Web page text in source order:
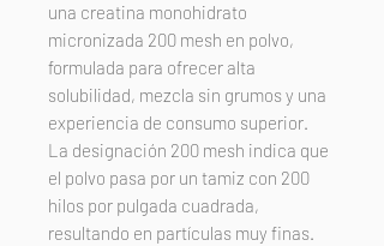
una creatina monohidrato
micronizada 200 mesh en polvo,
formulada para ofrecer alta
solubilidad, mezcla sin grumos y una
experiencia de consumo superior.
La designación 200 mesh indica que
el polvo pasa por un tamiz con 200
hilos por pulgada cuadrada,
resultando en partículas muy finas.